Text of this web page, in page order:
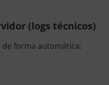
(logs técnicos)
forma automática: